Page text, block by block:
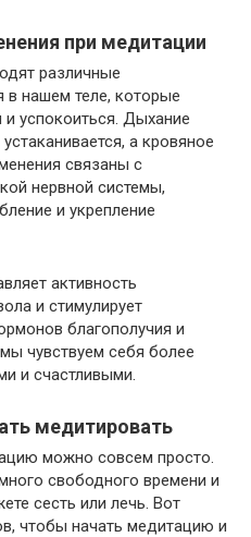
при медитации
различные
в нашем теле, которые
успокоиться. Дыхание
а кровяное
связаны с
нервной системы,
и укрепление
активность
и стимулирует
благополучия и
чувствуем себя более
и счастливыми.
медитировать
можно совсем просто.
свободного времени и
сесть или лечь. Вот
чтобы начать медитацию и